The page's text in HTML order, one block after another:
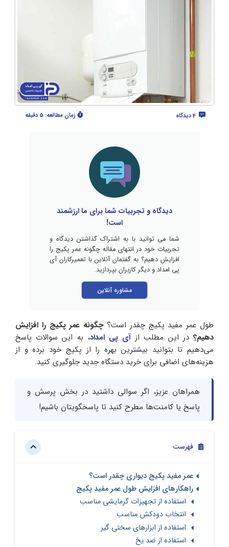
زمان مطالعه: 5 دقیقه
دیدگاه و تجربیات شما برای ما ارزشمند
است!
شما می توانید با به اشتراک گذاشتن دیدگاه و
تجربیات خود در انتهای مقاله چگونه عمر پکیج را
افزایش دهیم؟ به گفتمان آنلاین با تعمیرکاران آی
پی امداد و دیگر کاربران بپردازید.
مشاوره آنلاین
طول عمر مفید پکیج چقدر است؟چگونه عمر پکیج را افزایش
دهیم؟در این مطلب از آی پی امداد، به این سوالات پاسخ
می‌دهیم تا بتوانید بیشترین بهره را از پکیج خود برده و از
هزینه‌های اضافی برای خرید دستگاه جدید جلوگیری کنید.
همراهان عزیز، اگر سوالی داشتید در بخش پرسش و
پاسخ یا کامنت‌ها مطرح کنید تا پاسخگویتان باشیم!
فهرست
عمر مفید پکیج دیواری چقدر است؟
راهکارهای افزایش طول عمر مفید پکیج
استفاده از تجهیزات گرمایشی مناسب
انتخاب دودکش مناسب
استفاده از ابزارهای سختی گیر
استفاده از ضد یخ